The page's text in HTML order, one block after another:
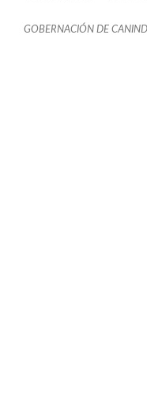
GOBERNACIÓN DE